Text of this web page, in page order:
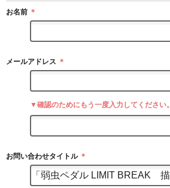
お名前 ＊
メールアドレス ＊
▼確認のためにもう一度入力してください。
お問い合わせタイトル ＊